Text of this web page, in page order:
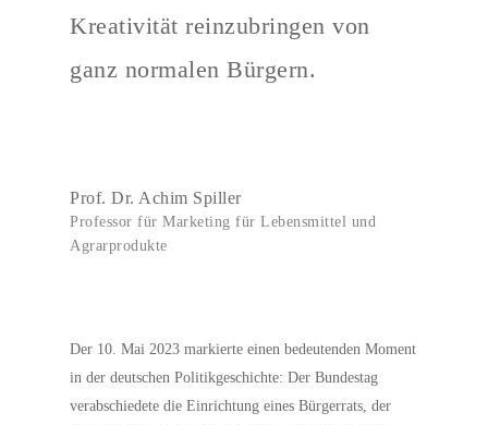
Kreativität reinzubringen von
ganz normalen Bürgern.
Prof. Dr. Achim Spiller
Professor für Marketing für Lebensmittel und
Agrarprodukte
Der 10. Mai 2023 markierte einen bedeutenden Moment
in der deutschen Politikgeschichte: Der Bundestag
verabschiedete die Einrichtung eines Bürgerrats, der